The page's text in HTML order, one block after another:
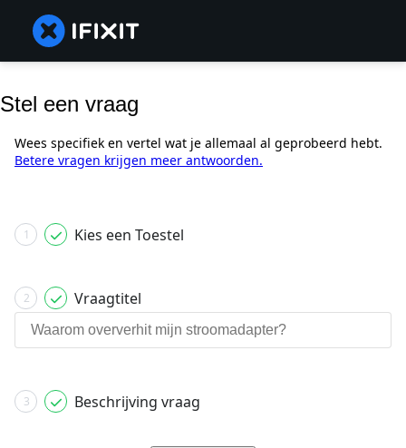
Stel een vraag
Wees specifiek en vertel wat je allemaal al geprobeerd hebt.
Betere vragen krijgen meer antwoorden.
1 Kies een Toestel
2 Vraagtitel
3 Beschrijving vraag